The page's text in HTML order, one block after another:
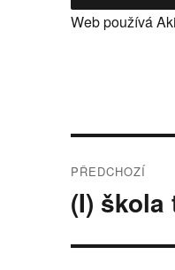
Web používá
pro
PŘEDCHOZÍ
Předchozí
příspěvek:
(I)